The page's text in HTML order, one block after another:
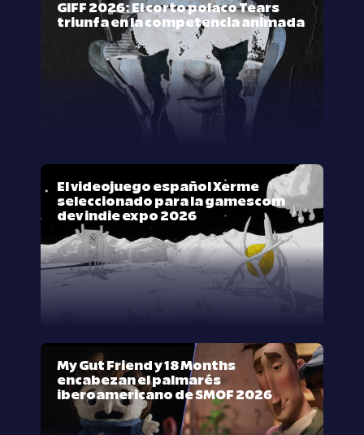
GIFF 2026: El corto polaco Tears
triunfa en la competencia animada
El videojuego español Xerme
seleccionado para la gamescom
dev indie expo 2026
My Gut Friend y 18 Months
encabezan el palmarés
iberoamericano de SMOF 2026